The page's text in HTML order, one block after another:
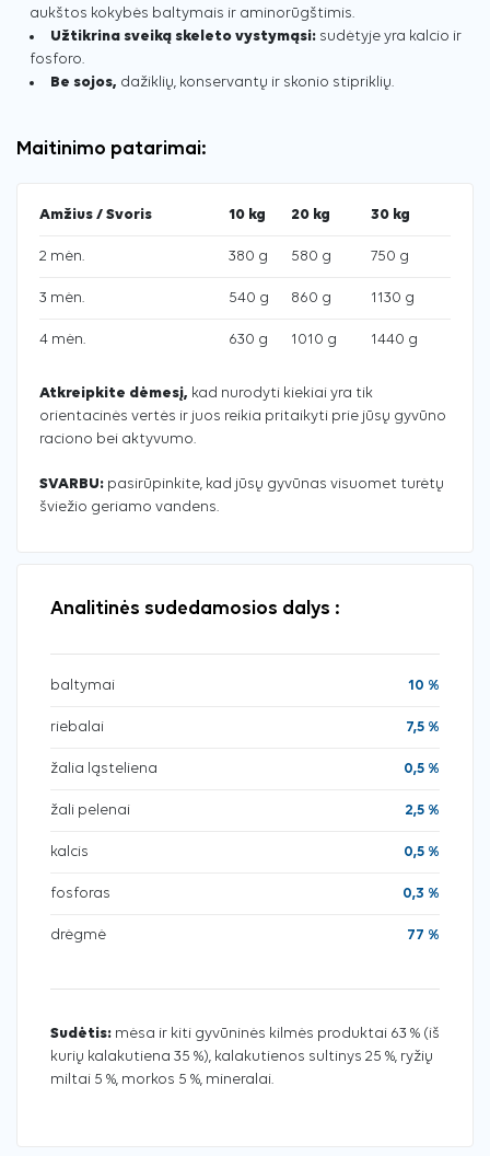
aukštos kokybės baltymais ir aminorūgštimis.
Užtikrina sveiką skeleto vystymąsi: sudėtyje yra kalcio ir
fosforo.
Be sojos, dažiklių, konservantų ir skonio stipriklių.
Maitinimo patarimai:
Amžius / Svoris 10 kg 20 kg 30 kg
2 mėn. 380 g 580 g 750 g
3 mėn. 540 g 860 g 1130 g
4 mėn. 630 g 1010 g 1440 g
Atkreipkite dėmesį, kad nurodyti kiekiai yra tik
orientacinės vertės ir juos reikia pritaikyti prie jūsų gyvūno
raciono bei aktyvumo.
SVARBU: pasirūpinkite, kad jūsų gyvūnas visuomet turėtų
šviežio geriamo vandens.
Analitinės sudedamosios dalys :
baltymai 10 %
riebalai 7,5 %
žalia ląsteliena 0,5 %
žali pelenai 2,5 %
kalcis 0,5 %
fosforas 0,3 %
drėgmė 77 %
Sudėtis: mėsa ir kiti gyvūninės kilmės produktai 63 % (iš
kurių kalakutiena 35 %), kalakutienos sultinys 25 %, ryžių
miltai 5 %, morkos 5 %, mineralai.